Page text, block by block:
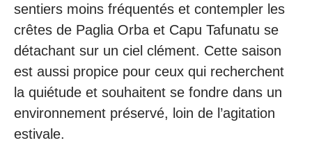
sentiers moins fréquentés et contempler les
crêtes de Paglia Orba et Capu Tafunatu se
détachant sur un ciel clément. Cette saison
est aussi propice pour ceux qui recherchent
la quiétude et souhaitent se fondre dans un
environnement préservé, loin de l’agitation
estivale.